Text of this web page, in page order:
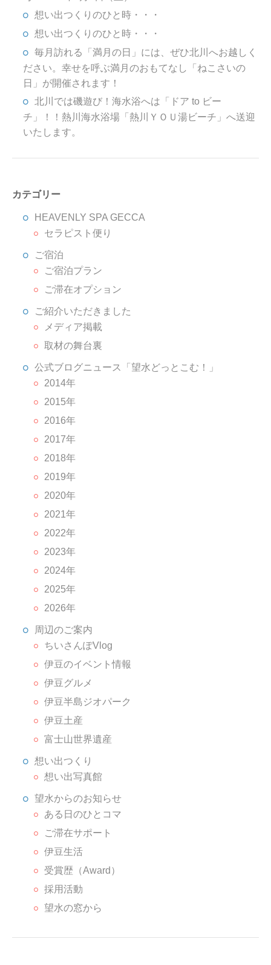
想い出つくりのひと時・・・
想い出つくりのひと時・・・
毎月訪れる「満月の日」には、ぜひ北川へお越しく
ださい。幸せを呼ぶ満月のおもてなし「ねこさいの
日」が開催されます！
北川では磯遊び！海水浴へは「ドア to ビー
チ」！！熱川海水浴場「熱川ＹＯＵ湯ビーチ」へ送迎
いたします。
カテゴリー
HEAVENLY SPA GECCA
セラピスト便り
ご宿泊
ご宿泊プラン
ご滞在オプション
ご紹介いただきました
メディア掲載
取材の舞台裏
公式ブログニュース「望水どっとこむ！」
2014年
2015年
2016年
2017年
2018年
2019年
2020年
2021年
2022年
2023年
2024年
2025年
2026年
周辺のご案内
ちいさんぽVlog
伊豆のイベント情報
伊豆グルメ
伊豆半島ジオパーク
伊豆土産
富士山世界遺産
想い出つくり
想い出写真館
望水からのお知らせ
ある日のひとコマ
ご滞在サポート
伊豆生活
受賞歴（Award）
採用活動
望水の窓から